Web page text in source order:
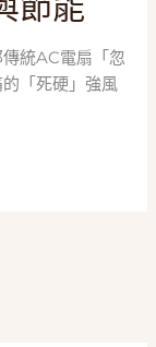
統AC電扇「忽
「死硬」強風